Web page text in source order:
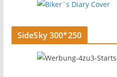
SideSky 300*250